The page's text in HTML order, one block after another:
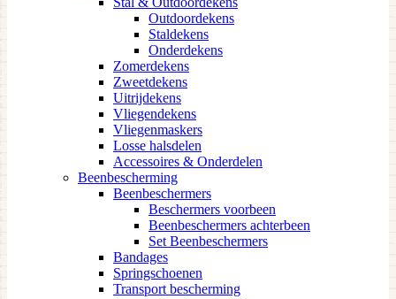
Outdoordekens
Staldekens
Onderdekens
Zomerdekens
Zweetdekens
Uitrijdekens
Vliegendekens
Vliegenmaskers
Losse halsdelen
Accessoires & Onderdelen
Beenbescherming
Beenbeschermers
Beschermers voorbeen
Beenbeschermers achterbeen
Set Beenbeschermers
Bandages
Springschoenen
Transport bescherming